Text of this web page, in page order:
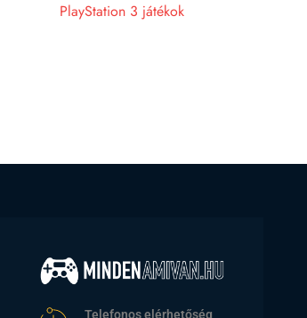
PlayStation 3 játékok
Telefonos elérhetőség